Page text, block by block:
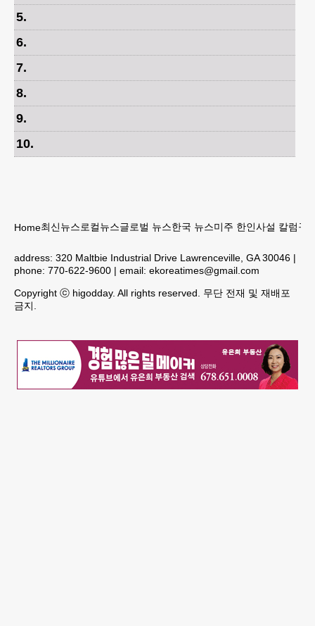
5.
6.
7.
8.
9.
10.
Home최신뉴스로컬뉴스글로벌 뉴스한국 뉴스미주 한인사설 칼럼구
address: 320 Maltbie Industrial Drive Lawrenceville, GA 30046 |
phone: 770-622-9600 | email: ekoreatimes@gmail.com
Copyright ⓒ higodday. All rights reserved. 무단 전재 및 재배포
금지.